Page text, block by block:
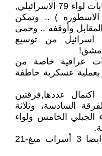
ووقع قتال المصادمة مع كتيبة دبابات لواء 79 الاسرائيلي,
الاسطوره ) .. وتمكن
وأوقفه .. وحمى
من توسيع
دمشق!
عراقية خاصة من
عسكرية خاطفة
عددها,فرقتين
السادسة، وثلاثة
المشاة 20 واللواء الجبلي الخامس ولواء
في الجبهة السورية كان هناك ايضا 3 أسراب ميغ-21